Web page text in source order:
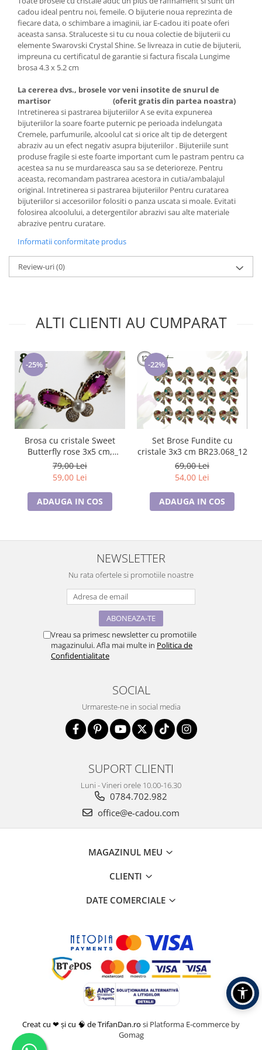
Cadouri pentru Doctori
Cadouri pentru Sfânta Maria
Martisoare
cadou ideal pentru noi, femeile. O bijuterie noua reprezinta de
fiecare data, o schimbare a imaginii, iar E-cadou iti poate oferi
aceasta sansa. Straluceste si tu cu noua colectie de bijuterii cu
elemente Swarovski Crystal Shine. Se livreaza in cutie de bijuterii,
impreuna cu certificatul de garantie si factura fiscala Lungime
brosa 4.3 x 5.2 cm
La cererea dvs., brosele vor veni insotite de snurul de
martisor
(oferit gratis din partea noastra)
Intretinerea si pastrarea bijuteriilor A se evita expunerea
bijuteriilor la soare foarte puternic pe perioada indelungata
Cremele, parfumurile, alcoolul cat si orice alt tip de detergent
abraziv au un efect negativ asupra bijuteriilor . Bijuteriile sunt
produse fragile si este foarte important cum le pastram pentru ca
acestea sa nu se murdareasca sau sa se deterioreze. Pentru
aceasta, recomandam pastrarea acestora in cutia/ambalajul
original. Intretinerea si pastrarea bijuteriilor Pentru curatarea
bijuteriilor si accesoriilor folositi o panza uscata si moale. Evitati
folosirea alcoolului, a detergentilor abrazivi sau alte materiale
abrazive pentru curatare.
Informatii conformitate produs
Review-uri(0)
ALTI CLIENTI AU CUMPARAT
-25%
Brosa cu cristale Sweet
Butterfly rose 3x5 cm,
BR23.015, garantie 6 luni
79,00 Lei
59,00 Lei
ADAUGA IN COS
-22%
Set Brose Fundite cu
cristale 3x3 cm BR23.068_12
69,00 Lei
54,00 Lei
ADAUGA IN COS
NEWSLETTER
Nu rata ofertele si promotiile noastre
Vreau sa primesc newsletter cu promotiile
magazinului. Afla mai multe in Politica de
Confidentialitate
SOCIAL
Urmareste-ne in social media
SUPORT CLIENTI
Luni - Vineri orele 10.00-16.30
0784.702.982
office@e-cadou.com
MAGAZINUL MEU
CLIENTI
DATE COMERCIALE
Creat cu ❤ și cu 🧠 de TrifanDan.ro si Platforma E-commerce by
Gomag